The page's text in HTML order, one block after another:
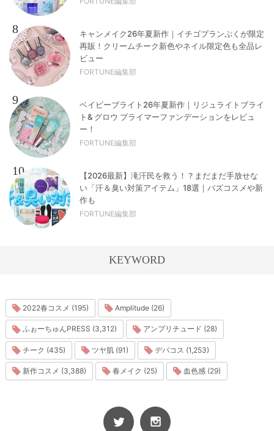
8
キャンメイク26年夏新作｜イチゴプランぷくが限定
再販！クリームチーク新色やネイル限定色も全品レ
ビュー
FORTUNE編集部
9
ベイビーブライト26年夏新作｜リジュライトブライ
ト& グロウ プライマーファンデーションをレビュ
ー！
FORTUNE編集部
10
【2026最新】滝汗民を救う！？まだまだ手放せな
い「汗＆臭い対策アイテム」18選｜バズコスメや新
作も
FORTUNE編集部
KEYWORD
2022春コスメ (195) Amplitude (26)
ふぉーちゅんPRESS (3,312) アンプリチュード (28)
チーク (435) ツヤ肌 (91) デパコス (1,253)
新作コスメ (3,388) 春メイク (25) 血色感 (29)